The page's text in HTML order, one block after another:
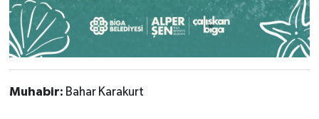
Muhabir: Bahar Karakurt